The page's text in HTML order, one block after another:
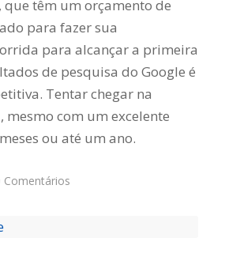
que têm um orçamento de
para fazer sua
para alcançar a primeira
de pesquisa do Google é
Tentar chegar na
com um excelente
ou até um ano.
Comentários